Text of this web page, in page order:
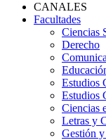
CANALES
Facultades
Ciencias
Derecho
Estudios
Estudios
Ciencias
Letras y
Gestión